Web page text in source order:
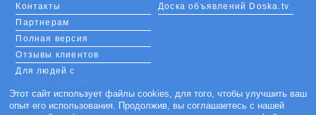
Контакты
Партнерам
Полная версия
Отзывы клиентов
Для людей с
возможностями
Languages
Доска объявлений Doska.tv
Этот сайт использует файлы cookies, для того, чтобы улучшить ваш
опыт его использования. Продолжив, вы соглашаетесь с нашей